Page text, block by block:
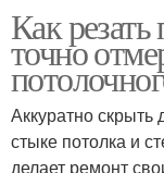
Как
точно
Аккуратно
стыке потолка и
делает ремонт